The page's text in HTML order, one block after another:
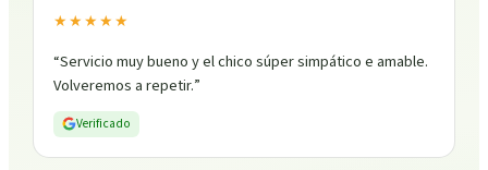
★★★★★
“Servicio muy bueno y el chico súper simpático e amable.
Volveremos a repetir.”
Verificado